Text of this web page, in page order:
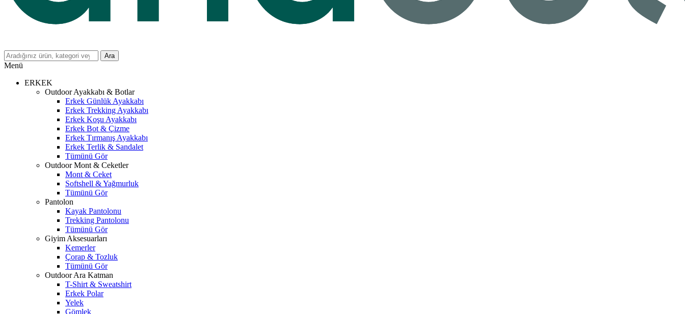
Ara
Menü
ERKEK
Outdoor Ayakkabı & Botlar
Erkek Günlük Ayakkabı
Erkek Trekking Ayakkabı
Erkek Koşu Ayakkabı
Erkek Bot & Çizme
Erkek Tırmanış Ayakkabı
Erkek Terlik & Sandalet
Tümünü Gör
Outdoor Mont & Ceketler
Mont & Ceket
Softshell & Yağmurluk
Tümünü Gör
Pantolon
Kayak Pantolonu
Trekking Pantolonu
Tümünü Gör
Giyim Aksesuarları
Kemerler
Çorap & Tozluk
Tümünü Gör
Outdoor Ara Katman
T-Shirt & Sweatshirt
Erkek Polar
Yelek
Gömlek